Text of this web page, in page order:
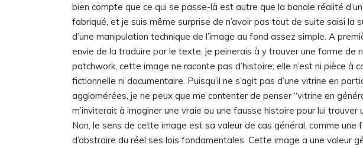
bien compte que ce qui se passe-là est autre que la banale réalité
fabriqué, et je suis même surprise de n’avoir pas tout de suite saisi
d’une manipulation technique de l’image au fond assez simple. A
envie de la traduire par le texte, je peinerais à y trouver une forme de
patchwork, cette image ne raconte pas d’histoire; elle n’est ni pièce à
fictionnelle ni documentaire. Puisqu’il ne s’agit pas d’une vitrine en
agglomérées, je ne peux que me contenter de penser “vitrine en
m’inviterait à imaginer une vraie ou une fausse histoire pour lui trouver
Non, le sens de cette image est sa valeur de cas général, comme
d’abstraire du réel ses lois fondamentales. Cette image a une valeur